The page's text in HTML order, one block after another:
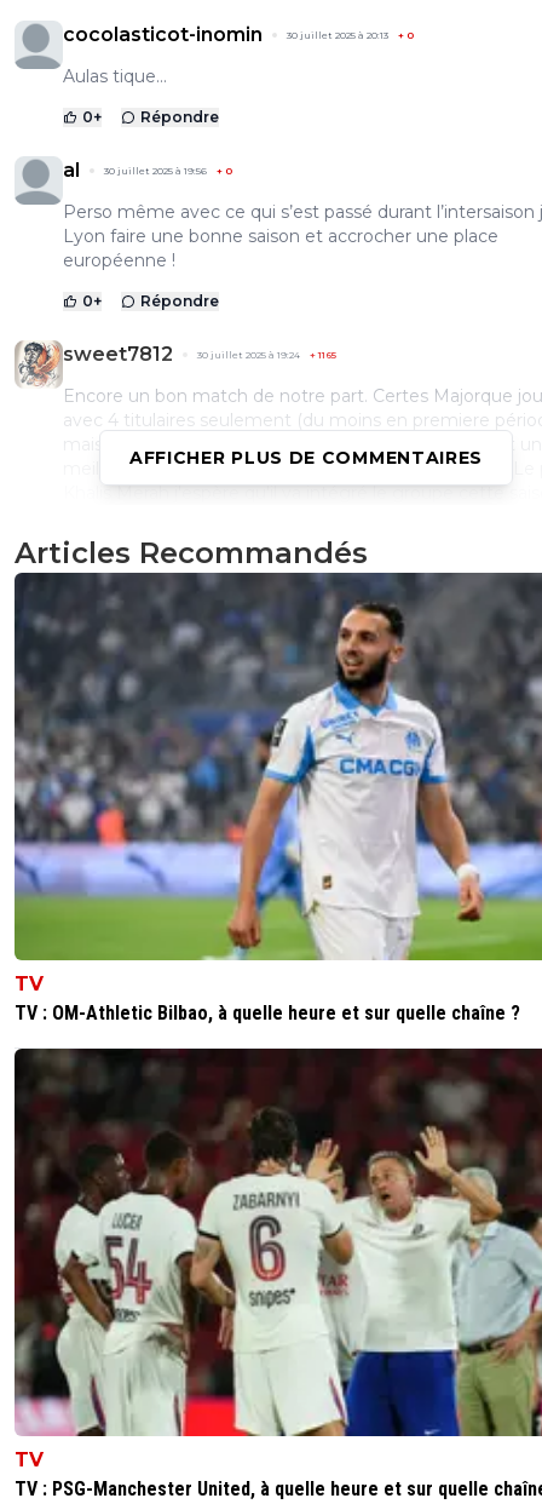
cocolasticot-inomin 30 juillet 2025 à 20:13 + 0
Aulas tique...
0+ Répondre
al 30 juillet 2025 à 19:56 + 0
Perso même avec ce qui s’est passé durant l’intersaison
Lyon faire une bonne saison et accrocher une place
européenne !
0+ Répondre
sweet7812 30 juillet 2025 à 19:24 +1165
Encore un bon match de notre part. Certes Majorque
avec 4 titulaires seulement (du moins en premiere
meilleure prépa que la saison dernière pr le moment.
Khalis Merah j'espère qu'il va intégré le groupe cette
^^.Par contre on gagne, pas de message du mec
a niqué", mais pour critiquer Kluivert ou autre tjrs là...
Répondre
fanch-ol 30 juillet 2025 à 19:11 +5
Elle a fière allure cette petite équipe avec la belle
de bons jeunes. Ça fait plaisir.
0+ Répondre
lyonnais 30 juillet 2025 à 19:04 +0
On joue le titre
Flash Info : Après avoir regardé le match, la DNCG aurait
de revenir sur sa décision et d'envoyer l'Olympique
directement en Ligue 2 pour la prochaine saison.
AFFICHER PLUS DE COMMENTAIRES
Articles Recommandés
TV
TV : OM-Athletic Bilbao, à quelle heure et sur quelle chaîne ?
TV
TV : PSG-Manchester United, à quelle heure et sur quelle